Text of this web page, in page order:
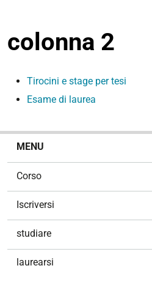
colonna 2
Tirocini e stage per tesi
Esame di laurea
MENU
Corso
Iscriversi
studiare
laurearsi